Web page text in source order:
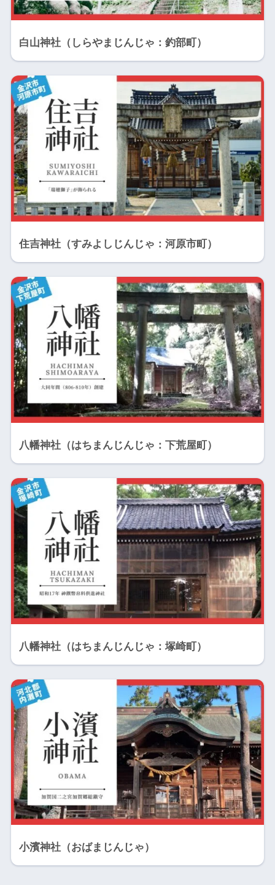
白山神社（しらやまじんじゃ：釣部町）
住吉神社（すみよしじんじゃ：河原市町）
八幡神社（はちまんじんじゃ：下荒屋町）
八幡神社（はちまんじんじゃ：塚崎町）
小濱神社（おばまじんじゃ）